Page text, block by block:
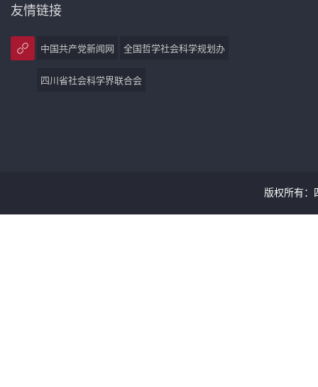
友情链接
中国共产党新闻网 全国哲学社会科学规划办
四川省社会科学界联合会
版权所有：